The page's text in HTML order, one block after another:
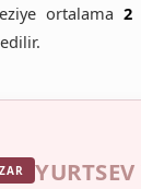
ortalama 2